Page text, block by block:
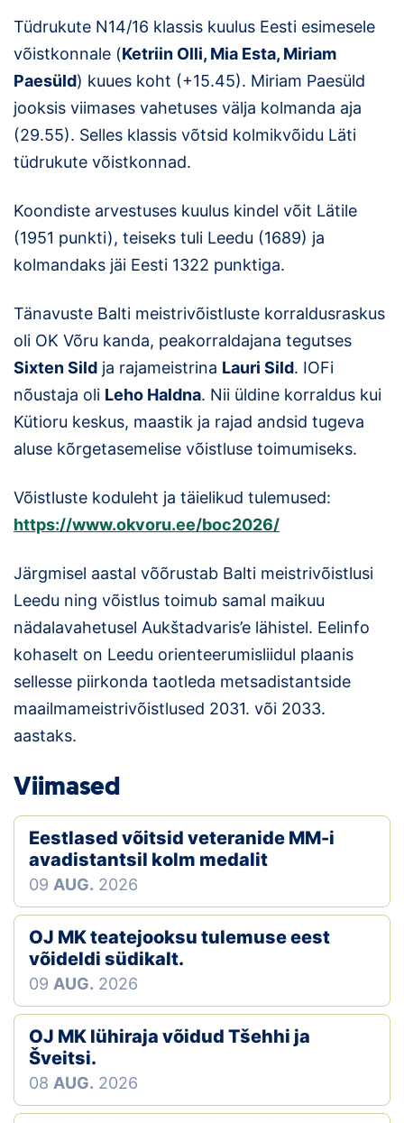
Tüdrukute N14/16 klassis kuulus Eesti esimesele
võistkonnale (Ketriin Olli, Mia Esta, Miriam
Paesüld) kuues koht (+15.45). Miriam Paesüld
jooksis viimases vahetuses välja kolmanda aja
(29.55). Selles klassis võtsid kolmikvõidu Läti
tüdrukute võistkonnad.
Koondiste arvestuses kuulus kindel võit Lätile
(1951 punkti), teiseks tuli Leedu (1689) ja
kolmandaks jäi Eesti 1322 punktiga.
Tänavuste Balti meistrivõistluste korraldusraskus
oli OK Võru kanda, peakorraldajana tegutses
Sixten Sild ja rajameistrina Lauri Sild. IOFi
nõustaja oli Leho Haldna. Nii üldine korraldus kui
Kütioru keskus, maastik ja rajad andsid tugeva
aluse kõrgetasemelise võistluse toimumiseks.
Võistluste koduleht ja täielikud tulemused:
https://www.okvoru.ee/boc2026/
Järgmisel aastal võõrustab Balti meistrivõistlusi
Leedu ning võistlus toimub samal maikuu
nädalavahetusel Aukštadvaris’e lähistel. Eelinfo
kohaselt on Leedu orienteerumisliidul plaanis
sellesse piirkonda taotleda metsadistantside
maailmameistrivõistlused 2031. või 2033.
aastaks.
Viimased
Eestlased võitsid veteranide MM-i
avadistantsil kolm medalit
09 AUG. 2026
OJ MK teatejooksu tulemuse eest
võideldi südikalt.
09 AUG. 2026
OJ MK lühiraja võidud Tšehhi ja
Šveitsi.
08 AUG. 2026